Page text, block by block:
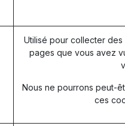
Utilisé pour collecter
pages que vous avez
Nous ne pourrons peut-
ces